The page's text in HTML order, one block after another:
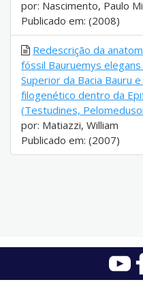
por: Nascimento, Paulo
Publicado em: (2008)
Redescrição da
fóssil Bauruemys
Superior da Bacia Bauru
filogenético dentro da
(Testudines,
por: Matiazzi, William
Publicado em: (2007)